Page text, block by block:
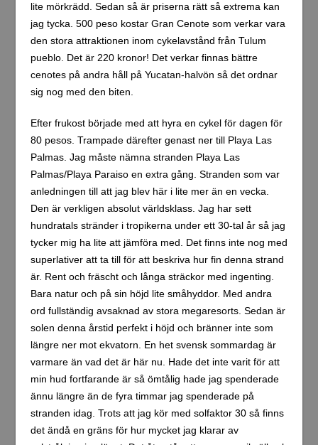
lite mörkrädd. Sedan så är priserna rätt så extrema kan
jag tycka. 500 peso kostar Gran Cenote som verkar vara
den stora attraktionen inom cykelavstånd från Tulum
pueblo. Det är 220 kronor! Det verkar finnas bättre
cenotes på andra håll på Yucatan-halvön så det ordnar
sig nog med den biten.
Efter frukost började med att hyra en cykel för dagen för
80 pesos. Trampade därefter genast ner till Playa Las
Palmas. Jag måste nämna stranden Playa Las
Palmas/Playa Paraiso en extra gång. Stranden som var
anledningen till att jag blev här i lite mer än en vecka.
Den är verkligen absolut världsklass. Jag har sett
hundratals stränder i tropikerna under ett 30-tal år så jag
tycker mig ha lite att jämföra med. Det finns inte nog med
superlativer att ta till för att beskriva hur fin denna strand
är. Rent och fräscht och långa sträckor med ingenting.
Bara natur och på sin höjd lite småhyddor. Med andra
ord fullständig avsaknad av stora megaresorts. Sedan är
solen denna årstid perfekt i höjd och bränner inte som
längre ner mot ekvatorn. En het svensk sommardag är
varmare än vad det är här nu. Hade det inte varit för att
min hud fortfarande är så ömtålig hade jag spenderade
ännu längre än de fyra timmar jag spenderade på
stranden idag. Trots att jag kör med solfaktor 30 så finns
det ändå en gräns för hur mycket jag klarar av